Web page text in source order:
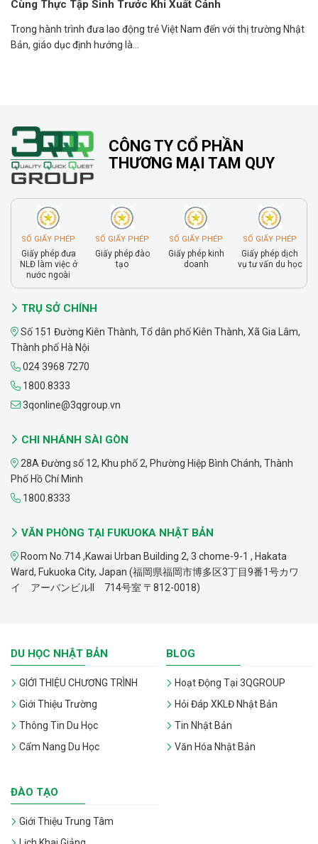
Cùng Thực Tập Sinh Trước Khi Xuất Cảnh
Trong hành trình đưa lao động trẻ Việt Nam đến với thị trường Nhật
Bản, giáo dục định hướng là...
CÔNG TY CỔ PHẦN
THƯƠNG MẠI TAM QUY
SỐ GIẤY PHÉP
Giấy phép đưa
NLĐ làm việc ở
nước ngoài
SỐ GIẤY PHÉP
Giấy phép đào
tạo
SỐ GIẤY PHÉP
Giấy phép kinh
doanh
SỐ GIẤY PHÉP
Giấy phép dịch
vụ tư vấn du học
TRỤ SỞ CHÍNH
Số 151 Đường Kiên Thành, Tổ dân phố Kiên Thành, Xã Gia Lâm,
Thành phố Hà Nội
024 3968 7270
1800.8333
3qonline@3qgroup.vn
CHI NHÁNH SÀI GÒN
28A Đường số 12, Khu phố 2, Phường Hiệp Bình Chánh, Thành
Phố Hồ Chí Minh
1800.8333
VĂN PHÒNG TẠI FUKUOKA NHẬT BẢN
Room No.714 ,Kawai Urban Building 2, 3 chome-9-1 , Hakata
Ward, Fukuoka City, Japan (福岡県福岡市博多区3丁目9番1号カワ
イ アーバンビルII 714号室 〒812-0018)
DU HỌC NHẬT BẢN
GIỚI THIỆU CHƯƠNG TRÌNH
Giới Thiệu Trường
Thông Tin Du Học
Cẩm Nang Du Học
BLOG
Hoạt Động Tại 3QGROUP
Hỏi Đáp XKLĐ Nhật Bản
Tin Nhật Bản
Văn Hóa Nhật Bản
ĐÀO TẠO
Giới Thiệu Trung Tâm